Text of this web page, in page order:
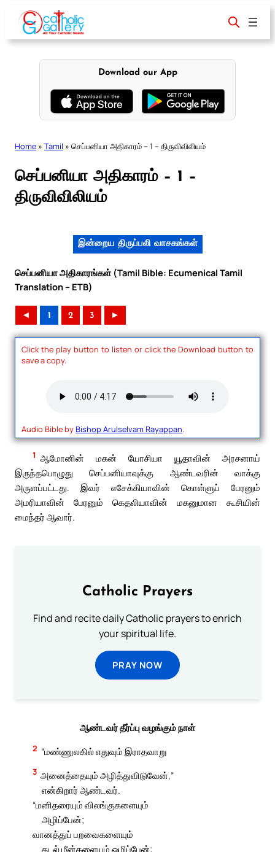
content
Download our App
Home » Tamil » செப்பனியா அதிகாரம் – 1 – திருவிவிலியம்
செப்பனியா அதிகாரம் – 1 –
திருவிவிலியம்
இன்றைய திருப்பலி வாசகங்கள்
செப்பனியா அதிகாரங்கள் (Tamil Bible: Ecumenical Tamil
Translation – ETB)
◄ 1 2 3 ►
Click the play button to listen or click the Download button to
save a copy.
Audio Bible byBishop Arulselvam Rayappan.
1 ஆமோனின் மகன் யோசியா யூதாவின் அரசனாய்
இருந்தபொழுது செப்பனியாவுக்கு ஆண்டவரின் வாக்கு
அருளப்பட்டது. இவர் எசேக்கியாவின் கொள்ளுப் பேரனும்
அமரியாவின் பேரனும் கெதலியாவின் மகனுமான கூசியின்
மைந்தர் ஆவார்.
Catholic Prayers
Find and recite daily Catholic prayers to enrich
your spiritual life.
PRAY NOW
ஆண்டவர் தீர்ப்பு வழங்கும் நாள்
2 “மண்ணுலகில் எதுவும் இராதவாறு
3 அனைத்தையும் அழித்துவிடுவேன்,”
என்கிறார் ஆண்டவர்.
“மனிதரையும் விலங்குகளையும்
அழிப்பேன்;
வானத்துப் பறவைகளையும்
கடல் மீன்களையும் ஒழிப்பேன்;